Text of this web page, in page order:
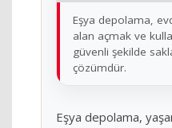
Eşya depolama,
alan açmak ve
güvenli şekilde
çözümdür.
Eşya depolama,